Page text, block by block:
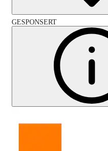
GESPONSERT